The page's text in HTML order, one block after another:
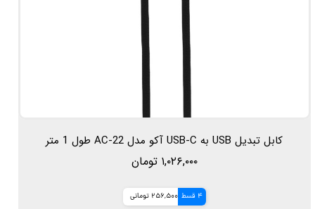
کابل تبدیل USB به USB-C آکو مدل AC-22 طول 1 متر
۱,۰۲۶,۰۰۰ تومان
4 قسط 256,500 تومانی